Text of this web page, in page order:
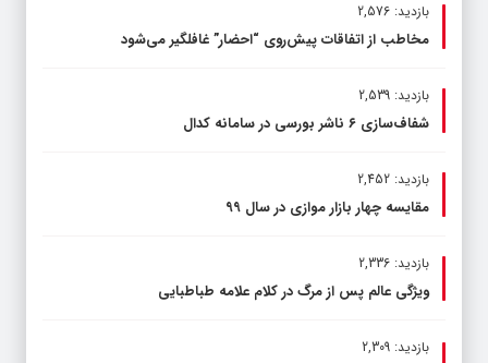
بازدید: 2,576
مخاطب از اتفاقات پیش‌روی “احضار” غافلگیر می‌شود
بازدید: 2,539
شفاف‌سازی ۶ ناشر بورسی در سامانه کدال
بازدید: 2,452
مقایسه چهار بازار موازی در سال ۹۹
بازدید: 2,336
ویژگی عالم پس از مرگ در کلام علامه طباطبایی
بازدید: 2,309